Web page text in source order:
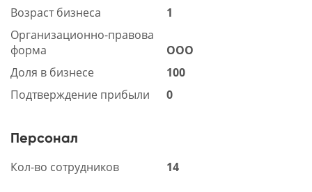
Возраст бизнеса
1
Организационно-правова
форма
ООО
Доля в бизнесе
100
Подтверждение прибыли
0
Персонал
Кол-во сотрудников 14